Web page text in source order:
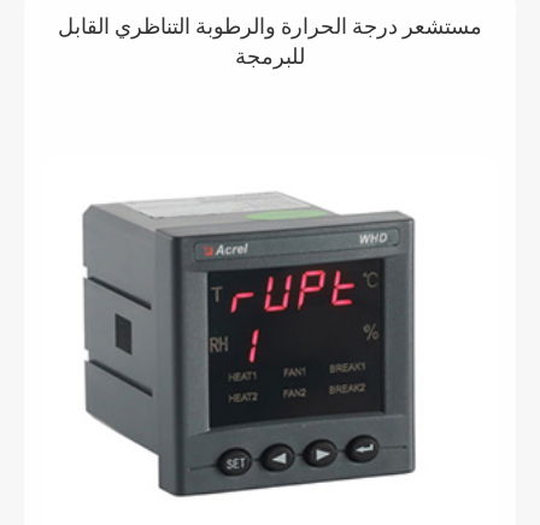
مستشعر درجة الحرارة والرطوبة التناظري القابل
للبرمجة